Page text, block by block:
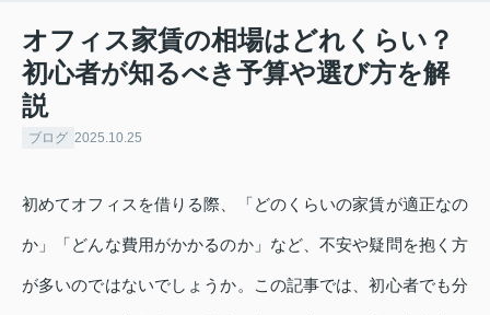
オフィス家賃の相場はどれくらい？
初心者が知るべき予算や選び方を解
説
ブログ 2025.10.25
初めてオフィスを借りる際、「どのくらいの家賃が適正なの
か」「どんな費用がかかるのか」など、不安や疑問を抱く方
が多いのではないでしょうか。この記事では、初心者でも分